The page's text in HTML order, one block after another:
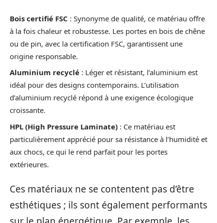
Bois certifié FSC : Synonyme de qualité, ce matériau offre
à la fois chaleur et robustesse. Les portes en bois de chêne
ou de pin, avec la certification FSC, garantissent une
origine responsable.
Aluminium recyclé : Léger et résistant, l’aluminium est
idéal pour des designs contemporains. L’utilisation
d’aluminium recyclé répond à une exigence écologique
croissante.
HPL (High Pressure Laminate) : Ce matériau est
particulièrement apprécié pour sa résistance à l’humidité et
aux chocs, ce qui le rend parfait pour les portes
extérieures.
Ces matériaux ne se contentent pas d’être
esthétiques ; ils sont également performants